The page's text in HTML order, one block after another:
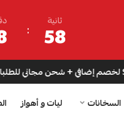
57
ثانية
السخانات ليات و أهواز